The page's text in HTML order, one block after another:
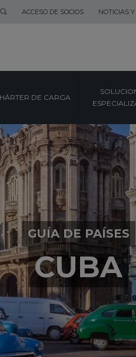
ACCESO DE SOCIOS NOTICIAS
DE CARGA
GUÍA DE PAÍSES
CUBA